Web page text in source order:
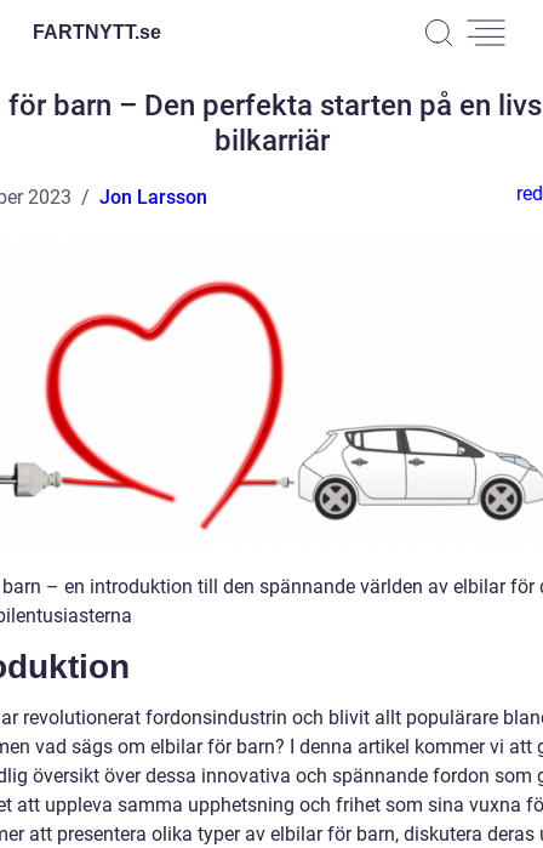
FARTNYTT.se
för barn – Den perfekta starten på en
bilkarriär
2023 Jon Larsson
– en introduktion till den spännande världen av elbilar för
revolutionerat fordonsindustrin och blivit allt populärare
vad sägs om elbilar för barn? I denna artikel kommer vi att
översikt över dessa innovativa och spännande fordon som
att uppleva samma upphetsning och frihet som sina vuxna
att presentera olika typer av elbilar för barn, diskutera deras